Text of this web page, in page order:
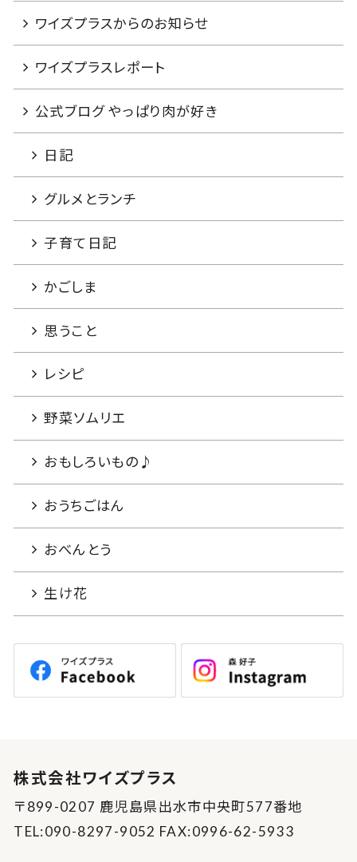
ワイズプラスからのお知らせ
ワイズプラスレポート
公式ブログ やっぱり肉が好き
日記
グルメとランチ
子育て日記
かごしま
思うこと
レシピ
野菜ソムリエ
おもしろいもの♪
おうちごはん
おべんとう
生け花
株式会社ワイズプラス
〒899-0207 鹿児島県出水市中央町577番地
TEL:090-8297-9052 FAX:0996-62-5933